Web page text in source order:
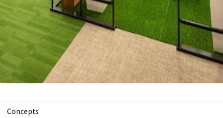
Concepts